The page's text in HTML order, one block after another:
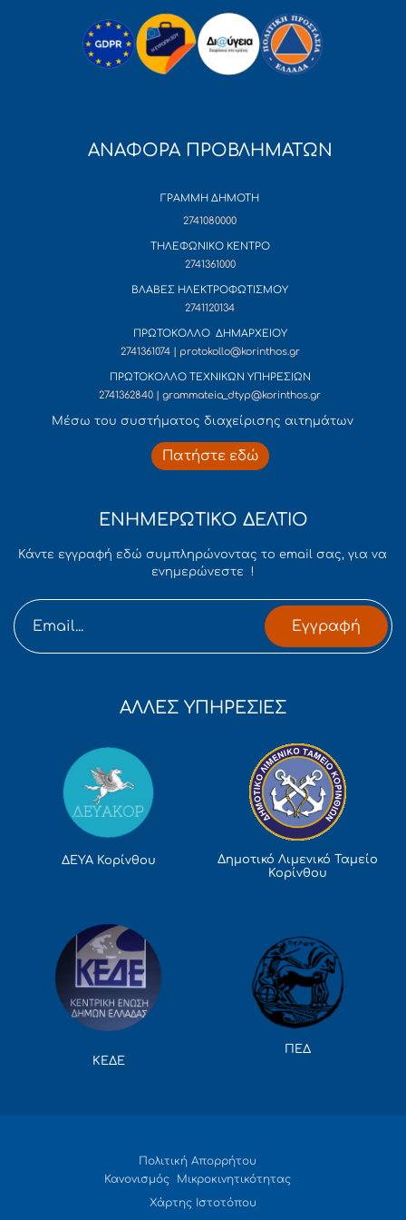
ΑΝΑΦΟΡΑ ΠΡΟΒΛΗΜΑΤΩΝ
ΓΡΑΜΜΗ ΔΗΜΟΤΗ
2741080000
ΤΗΛΕΦΩΝΙΚΟ ΚΕΝΤΡΟ
2741361000
ΒΛΑΒΕΣ ΗΛΕΚΤΡΟΦΩΤΙΣΜΟΥ
2741120134
ΠΡΩΤΟΚΟΛΛΟ ΔΗΜΑΡΧΕΙΟΥ
2741361074 | protokollo@korinthos.gr
ΠΡΩΤΟΚΟΛΛΟ ΤΕΧΝΙΚΩΝ ΥΠΗΡΕΣΙΩΝ
2741362840 | grammateia_dtyp@korinthos.gr
Mέσω του συστήματος διαχείρισης αιτημάτων
Πατήστε εδώ
ΕΝΗΜΕΡΩΤΙΚΟ ΔΕΛΤΙΟ
Κάντε εγγραφή εδώ συμπληρώνοντας το email σας, για να
ενημερώνεστε !
Εγγραφή
ΑΛΛΕΣ ΥΠΗΡΕΣΙΕΣ
ΔΕΥΑ Κορίνθου
Δημοτικό Λιμενικό Ταμείο
Κορίνθου
ΚΕΔΕ
ΠΕΔ
Πολιτική Απορρήτου
Κανονισμός Μικροκινητικότητας
Χάρτης Ιστοτόπου